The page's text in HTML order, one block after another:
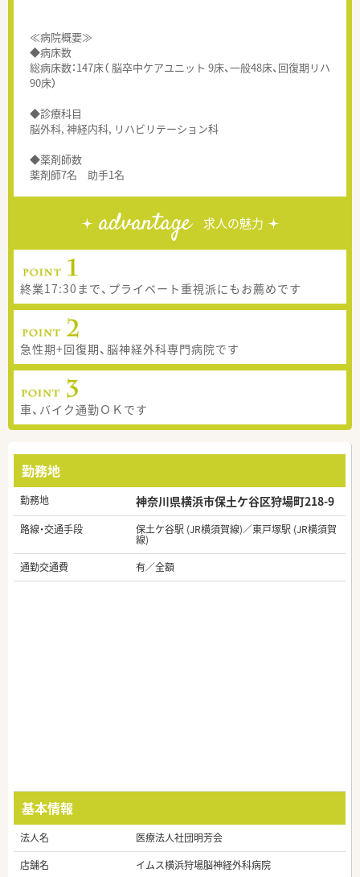
≪病院概要≫
◆病床数
総病床数：147床（ 脳卒中ケアユニット 9床、一般48床、回復期リハ
90床）
◆診療科目
脳外科, 神経内科, リハビリテーション科
◆薬剤師数
薬剤師7名 助手1名
advantage 求人の魅力
終業17:30まで、プライベート重視派にもお薦めです
急性期+回復期、脳神経外科専門病院です
車、バイク通勤ＯＫです
勤務地
勤務地 神奈川県横浜市保土ケ谷区狩場町218-9
路線・交通手段 保土ケ谷駅 (JR横須賀線)／東戸塚駅 (JR横須賀
線)
通勤交通費
有／全額
基本情報
法人名
医療法人社団明芳会
店舗名
イムス横浜狩場脳神経外科病院